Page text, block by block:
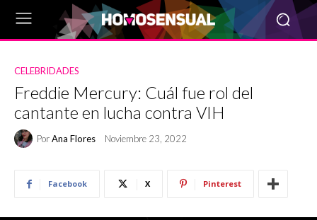
CELEBRIDADES
Freddie Mercury: Cuál fue rol del
cantante en lucha contra VIH
PorAna Flores Noviembre 23, 2022
Facebook X Pinterest